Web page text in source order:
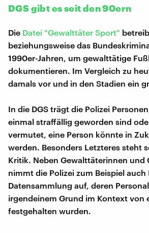
DGS gibt es seit den 90ern
Die Datei "Gewalttäter Sport"
beziehungsweise das
1990er-Jahren, um gewalttätige
dokumentieren. Im Vergleich zu
damals vor und in den Stadien ein
In die DGS trägt die Polizei
einmal straffällig geworden sind
vermutet, eine Person könnte in
werden. Besonders Letzteres steht
Kritik. Neben Gewalttäterinnen und
nimmt die Polizei zum Beispiel auch
Datensammlung auf, deren
irgendeinem Grund im Kontext von
festgehalten wurden.